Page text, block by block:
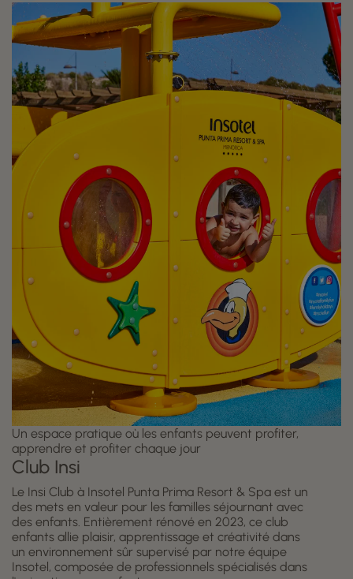
Un espace pratique où les enfants peuvent profiter,
apprendre et profiter chaque jour
Club Insi
Le Insi Club à Insotel Punta Prima Resort & Spa est un
des mets en valeur pour les familles séjournant avec
des enfants. Entièrement rénové en 2023, ce club
enfants allie plaisir, apprentissage et créativité dans
un environnement sûr supervisé par notre équipe
Insotel, composée de professionnels spécialisés dans